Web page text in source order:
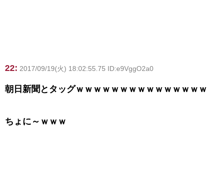
22: 2017/09/19(火) 18:02:55.75 ID:e9VggO2a0
朝日新聞とタッグｗｗｗｗｗｗｗｗｗｗｗｗｗｗｗ
ちょに～ｗｗｗ